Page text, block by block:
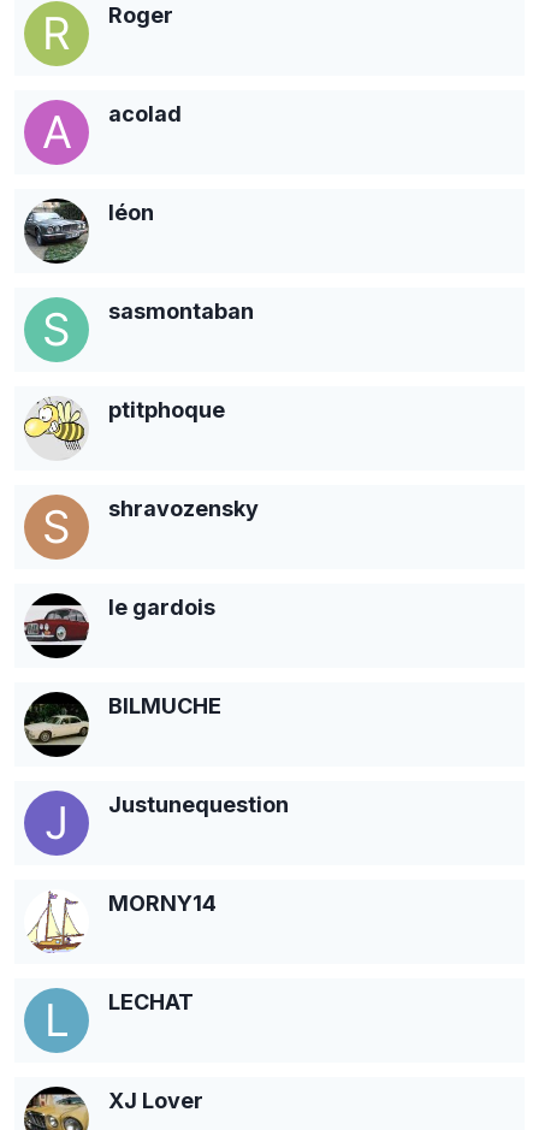
Roger
acolad
léon
sasmontaban
ptitphoque
shravozensky
le gardois
BILMUCHE
Justunequestion
MORNY14
LECHAT
XJ Lover